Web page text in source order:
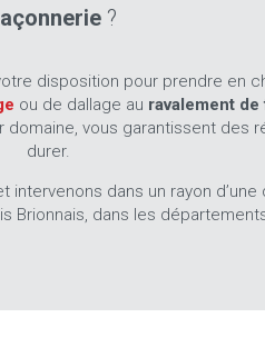
?
disposition pour prendre en
ou de dallage au ravalement de
domaine, vous garantissent des
durer.
dans un rayon
Brionnais, dans les